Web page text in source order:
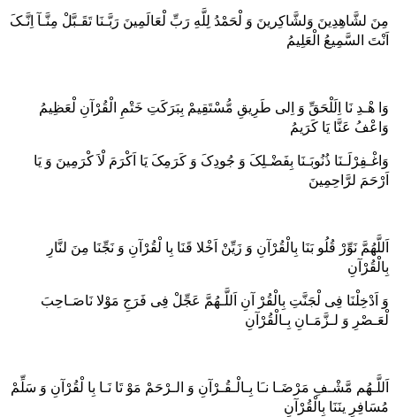
مِنَ لشَّاهِدِینَ وَلشَّاکِرینَ وَ لْحَمْدُ لِلَّهِ رَبِّ لْعَالَمِینَ رَبَّـنَا تَقَـبَّلْ مِنَّـآ اِنَّـکَ
اَنْتَ السَّمِیعُ الْعَلِیمُ
وَا هْـدِ نَا اِلَلْحَقِّ وَ اِلی طَرِیقِ مُّسْتَقِیمْ بِبَرَکَتِ خَتْمِ الْقُرْآنِ لْعَظِیمُ
وَاعْفُ عَنَّا یَا کَرَیمُ
وَاغْـفِرْلَـنَا ذُنُوبَـنَا بِفَضْـلِکَ وَ جُودِکَ وَ کَرَمِکَ یَا اَکْرَمَ لْاَ کْرَمِینَ وَ یَا
اَرْحَمَ لرَّاحِمِینَ
اَللَّهُمَّ نَوِّرْ قُلُو بَنَا بِالْقُرْآنِ وَ زَیِّنْ اَخْلا قَنَا بِا لْقُرْآنِ وَ نَجِّنَا مِنَ لنَّارِ
بِالْقُرْآنِ
وَ اَدْخِلْنَا فِی لْجَنَّتِ بِالْقُرْ آنِ اَللَّـهُمَّ عَجِّلْ فِی فَرَجِ مَوْلا نَاصَـاحِبَ
لْعَـصْرِ وَ لـزَّمَـانِ بِـالْقُرْآنِ
اَللَّـهُم مَّشْـفِ مَرْضَـا نـَا بِـالْـقُـرْآنِ وَ الـرْحَمْ مَوْ تَا نَـا بِا لْقُرْآنِ وَ سَلِّمْ
مُسَافِرِ ینَنَا بِالْقُرْآنِ